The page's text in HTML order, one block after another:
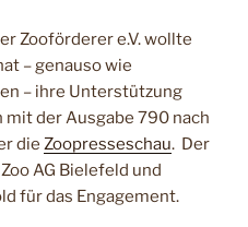
Zooförderer e.V. wollte
– genauso wie
– ihre Unterstützung
der Ausgabe 790 nach
die Zoopresseschau. Der
AG Bielefeld und
für das Engagement.